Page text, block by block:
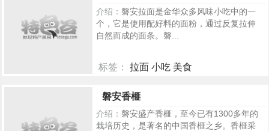
介绍： 磐安拉面是金华众多风味小吃中的一
个，它是使用配好料的面粉，通过反复拉伸
自然而成的面条。磐...
标签： 拉面 小吃 美食
磐安香榧
介绍： 磐安盛产香榧，至今已有1300多年的
栽培历史，是著名的中国香榧之乡。香榧采